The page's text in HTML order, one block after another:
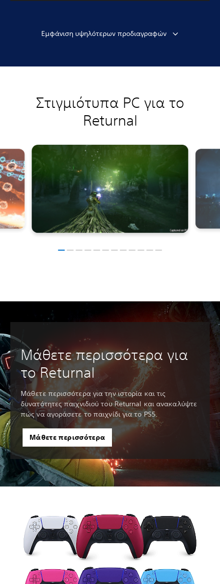
Εμφάνιση υψηλότερων προδιαγραφών
Στιγμιότυπα PC για το
Returnal
Μάθετε περισσότερα για
το Returnal
Μάθετε περισσότερα για την ιστορία και τις
δυνατότητες παιχνιδιού του Returnal και ανακαλύψτε
πώς να αγοράσετε το παιχνίδι για το PS5.
Μάθετε περισσότερα